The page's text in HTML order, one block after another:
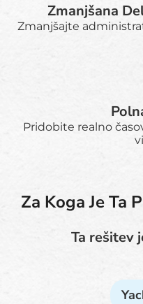
Zmanjšana
Zmanjšajte
Pridobite realno
Za Koga Je Ta
Ta rešitev